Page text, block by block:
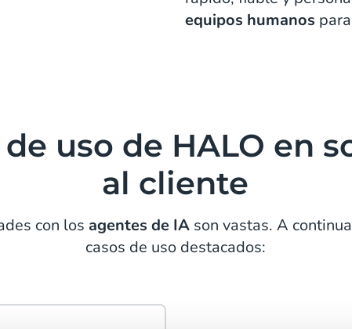
equipos humanos
de uso de HALO en
al cliente
con los agentes de IAson vastas. A
casos de uso destacados: